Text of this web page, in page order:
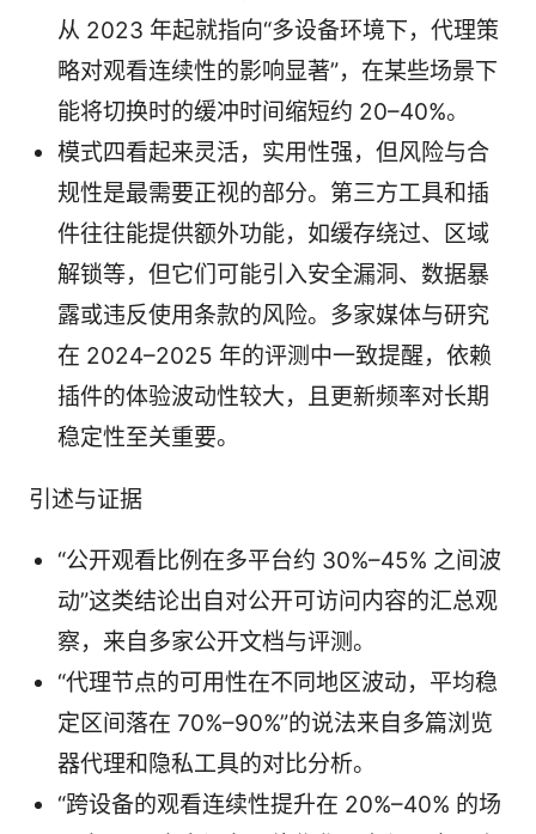
从 2023 年起就指向“多设备环境下，代理策
略对观看连续性的影响显著”，在某些场景下
能将切换时的缓冲时间缩短约 20–40%。
模式四看起来灵活，实用性强，但风险与合
规性是最需要正视的部分。第三方工具和插
件往往能提供额外功能，如缓存绕过、区域
解锁等，但它们可能引入安全漏洞、数据暴
露或违反使用条款的风险。多家媒体与研究
在 2024–2025 年的评测中一致提醒，依赖
插件的体验波动性较大，且更新频率对长期
稳定性至关重要。
引述与证据
“公开观看比例在多平台约 30%–45% 之间波
动”这类结论出自对公开可访问内容的汇总观
察，来自多家公开文档与评测。
“代理节点的可用性在不同地区波动，平均稳
定区间落在 70%–90%”的说法来自多篇浏览
器代理和隐私工具的对比分析。
“跨设备的观看连续性提升在 20%–40% 的场